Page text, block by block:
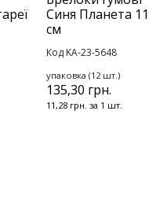
Синя Планета 11
см
Код KA-23-5648
упаковка (12 шт.)
135,30 грн.
11,28 грн. за 1 шт.